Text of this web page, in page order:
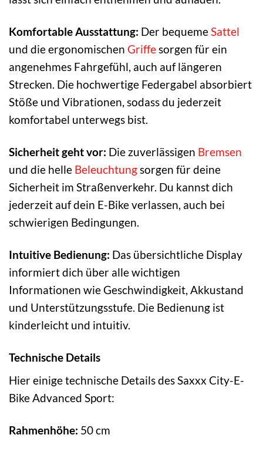
Komfortable Ausstattung: Der bequemeSattel
und die ergonomischen Griffesorgen für ein
angenehmes Fahrgefühl, auch auf längeren
Strecken. Die hochwertige Federgabel absorbiert
Stöße und Vibrationen, sodass du jederzeit
komfortabel unterwegs bist.
Sicherheit geht vor: Die zuverlässigen Bremsen
und die helle Beleuchtungsorgen für deine
Sicherheit im Straßenverkehr. Du kannst dich
jederzeit auf dein E-Bike verlassen, auch bei
schwierigen Bedingungen.
Intuitive Bedienung: Das übersichtliche Display
informiert dich über alle wichtigen
Informationen wie Geschwindigkeit, Akkustand
und Unterstützungsstufe. Die Bedienung ist
kinderleicht und intuitiv.
Technische Details
Hier einige technische Details des Saxxx City-E-
Bike Advanced Sport:
Rahmenhöhe: 50 cm